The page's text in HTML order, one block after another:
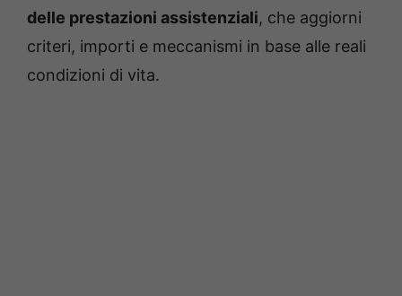
delle prestazioni assistenziali, che aggiorni
criteri, importi e meccanismi in base alle reali
condizioni di vita.